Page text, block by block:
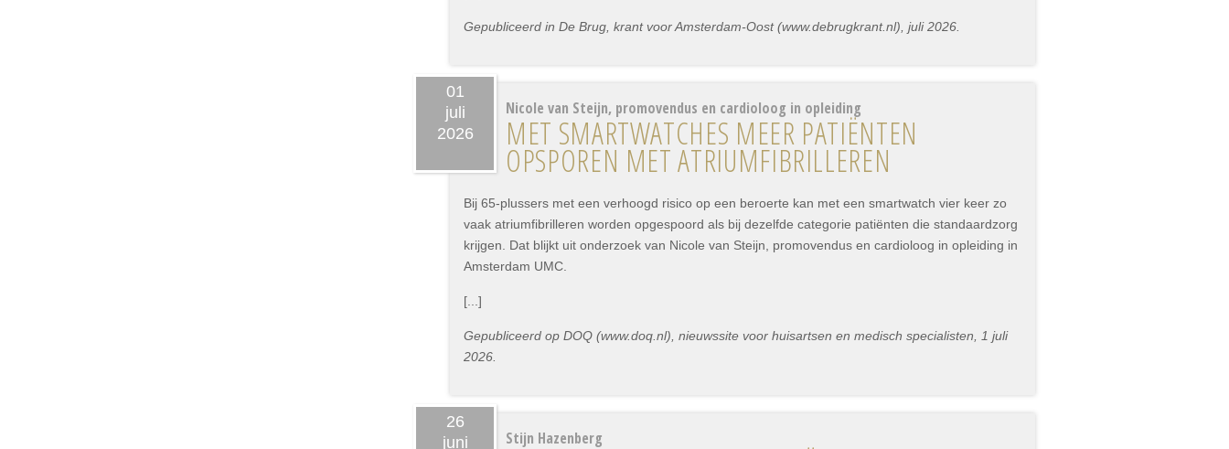
Gepubliceerd in De Brug, krant voor Amsterdam-Oost (www.debrugkrant.nl), juli 2026.
01
juli
2026
Nicole van Steijn, promovendus en cardioloog in opleiding
MET SMARTWATCHES MEER PATIËNTEN
OPSPOREN MET ATRIUMFIBRILLEREN
Bij 65-plussers met een verhoogd risico op een beroerte kan met een smartwatch vier keer zo
vaak atriumfibrilleren worden opgespoord als bij dezelfde categorie patiënten die standaardzorg
krijgen. Dat blijkt uit onderzoek van Nicole van Steijn, promovendus en cardioloog in opleiding in
Amsterdam UMC.
[...]
Gepubliceerd op DOQ (www.doq.nl), nieuwssite voor huisartsen en medisch specialisten, 1 juli
2026.
26
juni
Stijn Hazenberg